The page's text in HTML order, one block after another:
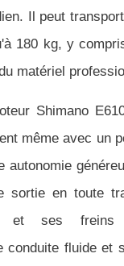
Il peut
180 kg, y
matériel
Shimano
même avec un
autonomie
sortie en toute
et ses freins
conduite fluide et